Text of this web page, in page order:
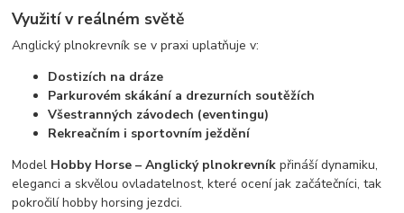
Využití v reálném světě
Anglický plnokrevník se v praxi uplatňuje v:
Dostizích na dráze
Parkurovém skákání a drezurních soutěžích
Všestranných závodech (eventingu)
Rekreačním i sportovním ježdění
Model Hobby Horse – Anglický plnokrevník přináší dynamiku,
eleganci a skvělou ovladatelnost, které ocení jak začátečníci, tak
pokročilí hobby horsing jezdci.